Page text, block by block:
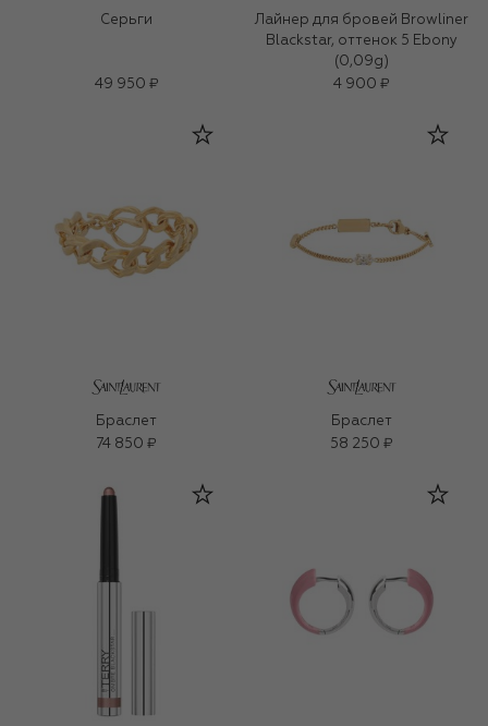
Серьги
49 950 ₽
Лайнер для бровей Browliner
Blackstar, оттенок 5 Ebony
(0,09g)
4 900 ₽
Браслет
74 850 ₽
Браслет
58 250 ₽